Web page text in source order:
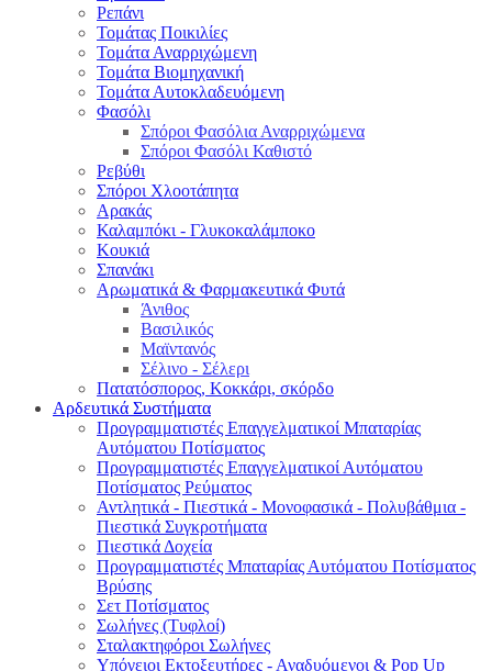
Ρεπάνι
Τομάτας Ποικιλίες
Τομάτα Αναρριχώμενη
Τομάτα Βιομηχανική
Τομάτα Αυτοκλαδευόμενη
Φασόλι
Σπόροι Φασόλια Αναρριχώμενα
Σπόροι Φασόλι Καθιστό
Ρεβύθι
Σπόροι Χλοοτάπητα
Αρακάς
Καλαμπόκι - Γλυκοκαλάμποκο
Κουκιά
Σπανάκι
Αρωματικά & Φαρμακευτικά Φυτά
Άνιθος
Βασιλικός
Μαϊντανός
Σέλινο - Σέλερι
Πατατόσπορος, Κοκκάρι, σκόρδο
Αρδευτικά Συστήματα
Προγραμματιστές Επαγγελματικοί Μπαταρίας
Αυτόματου Ποτίσματος
Προγραμματιστές Επαγγελματικοί Αυτόματου
Ποτίσματος Ρεύματος
Αντλητικά - Πιεστικά - Μονοφασικά - Πολυβάθμια -
Πιεστικά Συγκροτήματα
Πιεστικά Δοχεία
Προγραμματιστές Μπαταρίας Αυτόματου Ποτίσματος
Βρύσης
Σετ Ποτίσματος
Σωλήνες (Τυφλοί)
Σταλακτηφόροι Σωλήνες
Υπόγειοι Εκτοξευτήρες - Αναδυόμενοι & Pop Up